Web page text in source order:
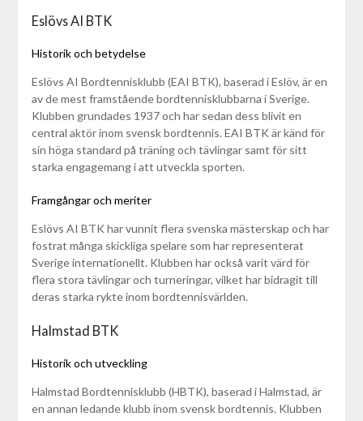
Eslövs AI BTK
Historik och betydelse
Eslövs AI Bordtennisklubb (EAI BTK), baserad i Eslöv, är en
av de mest framstående bordtennisklubbarna i Sverige.
Klubben grundades 1937 och har sedan dess blivit en
central aktör inom svensk bordtennis. EAI BTK är känd för
sin höga standard på träning och tävlingar samt för sitt
starka engagemang i att utveckla sporten.
Framgångar och meriter
Eslövs AI BTK har vunnit flera svenska mästerskap och har
fostrat många skickliga spelare som har representerat
Sverige internationellt. Klubben har också varit värd för
flera stora tävlingar och turneringar, vilket har bidragit till
deras starka rykte inom bordtennisvärlden.
Halmstad BTK
Historik och utveckling
Halmstad Bordtennisklubb (HBTK), baserad i Halmstad, är
en annan ledande klubb inom svensk bordtennis. Klubben